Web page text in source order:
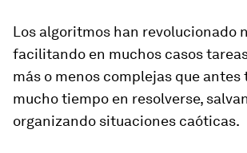
Los algoritmos han revolucionado
facilitando en muchos casos
más o menos complejas que antes
mucho tiempo en resolverse,
organizando situaciones caóticas.